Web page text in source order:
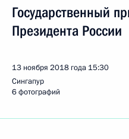
Государственный
Президента России
13 ноября 2018 года 15:30
Сингапур
6 фотографий